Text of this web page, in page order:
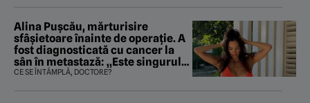
Alina Pușcău, mărturisire
sfâșietoare înainte de operație. A
fost diagnosticată cu cancer la
sân în metastază: „Este singurul
tratament care o să mă ajute să
CE SE ÎNTÂMPLĂ, DOCTORE?